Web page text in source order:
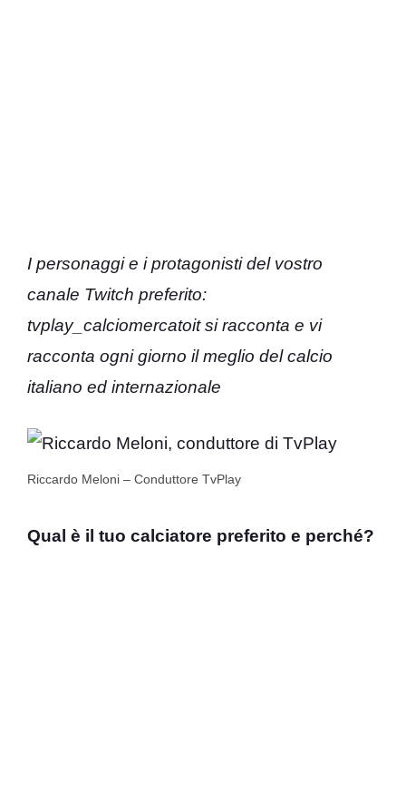
I personaggi e i protagonisti del vostro
canale Twitch preferito:
tvplay_calciomercatoit si racconta e vi
racconta ogni giorno il meglio del calcio
italiano ed internazionale
Riccardo Meloni – Conduttore TvPlay
Qual è il tuo calciatore preferito e perché?